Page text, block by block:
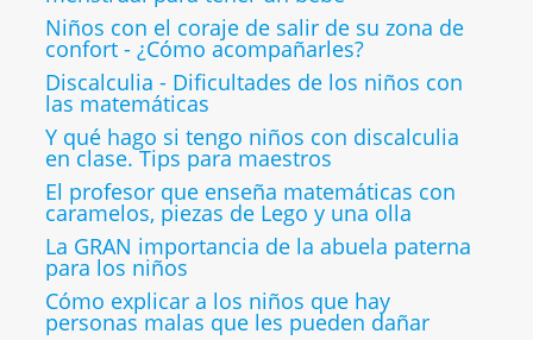
Niños con el coraje de salir de su zona de
confort - ¿Cómo acompañarles?
Discalculia - Dificultades de los niños con
las matemáticas
Y qué hago si tengo niños con discalculia
en clase. Tips para maestros
El profesor que enseña matemáticas con
caramelos, piezas de Lego y una olla
La GRAN importancia de la abuela paterna
para los niños
Cómo explicar a los niños que hay
personas malas que les pueden dañar